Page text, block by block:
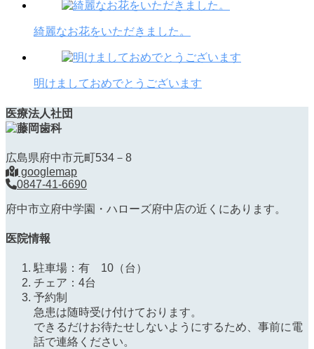
綺麗なお花をいただきました。
明けましておめでとうございます
医療法人社団
広島県府中市元町534－8
googlemap
0847-41-6690
府中市立府中学園・ハローズ府中店の近くにあります。
医院情報
駐車場：有 10（台）
チェア：4台
予約制
急患は随時受け付けております。
できるだけお待たせしないようにするため、事前に電
話で連絡ください。